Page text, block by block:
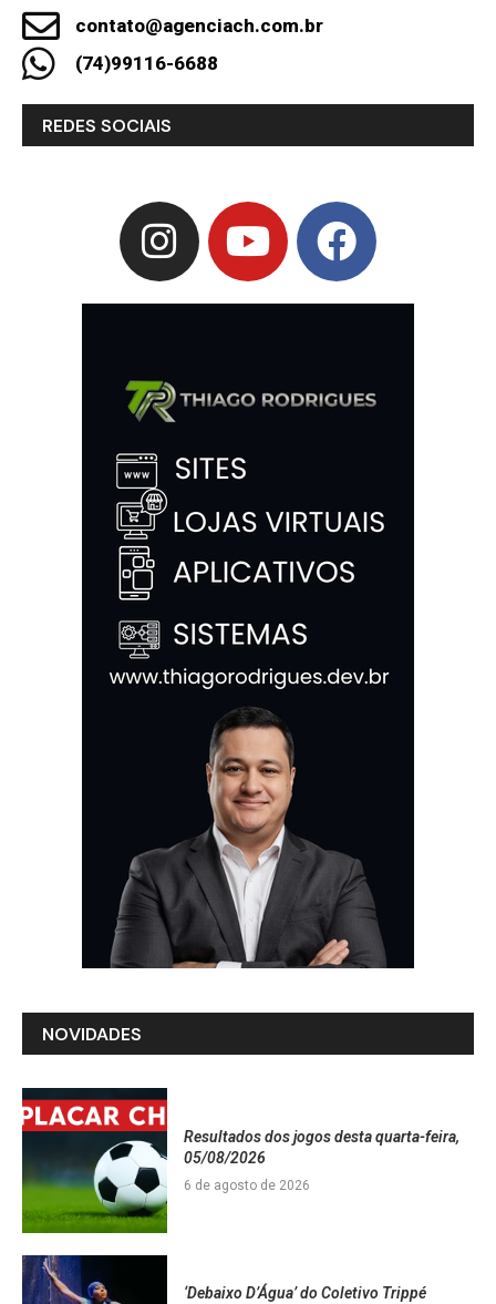
contato@agenciach.com.br
(74)99116-6688
REDES SOCIAIS
NOVIDADES
Resultados dos jogos desta quarta-feira,
05/08/2026
6 de agosto de 2026
‘Debaixo D’Água’ do Coletivo Trippé